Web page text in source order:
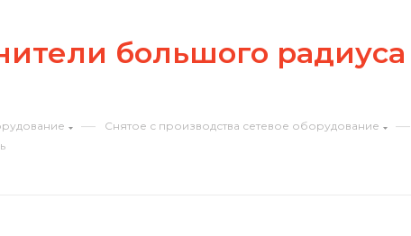
большого радиуса
— Снятое с производства сетевое оборудование —